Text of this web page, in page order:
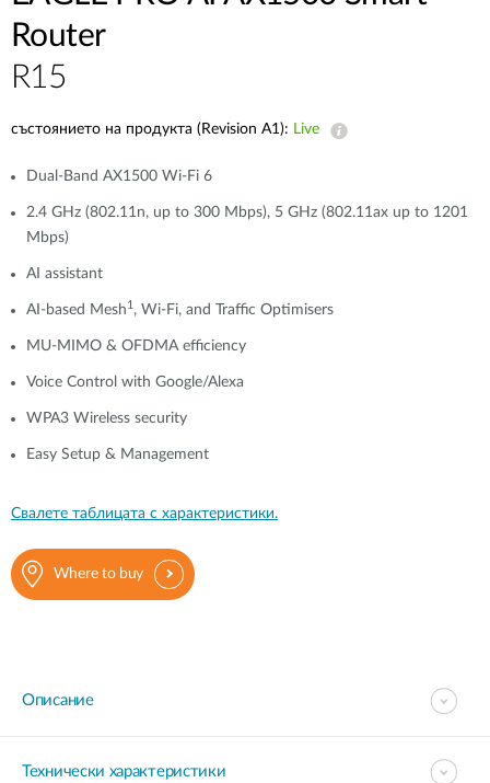
Router
R15
състоянието на продукта (Revision A1): Live
Dual-Band AX1500 Wi-Fi 6
2.4 GHz (802.11n, up to 300 Mbps), 5 GHz (802.11ax up to 1201
Mbps)
AI assistant
AI-based Mesh 1 , Wi-Fi, and Traffic Optimisers
MU-MIMO & OFDMA efficiency
Voice Control with Google/Alexa
WPA3 Wireless security
Easy Setup & Management
Свалете таблицата с характеристики.
Where to buy
Описание
Технически характеристики